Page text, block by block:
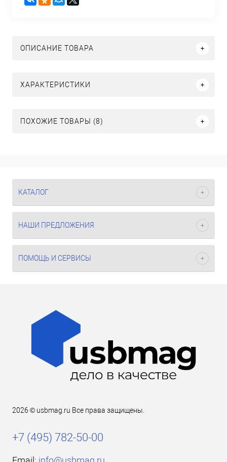
ОПИСАНИЕ ТОВАРА
ХАРАКТЕРИСТИКИ
ПОХОЖИЕ ТОВАРЫ (8)
КАТАЛОГ
НАШИ ПРЕДЛОЖЕНИЯ
ПОМОЩЬ И СЕРВИСЫ
2026 © usbmag.ru Все права защищены.
+7 (495) 782-50-00